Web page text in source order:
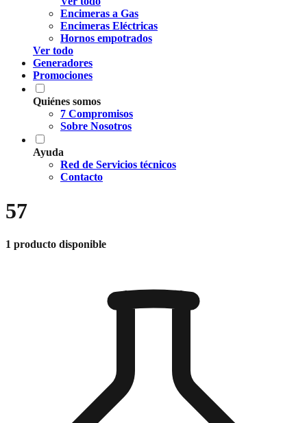
Encimeras a Gas
Encimeras Eléctricas
Hornos empotrados
Ver todo
Generadores
Promociones
Quiénes somos
7 Compromisos
Sobre Nosotros
Ayuda
Red de Servicios técnicos
Contacto
57
1 producto disponible